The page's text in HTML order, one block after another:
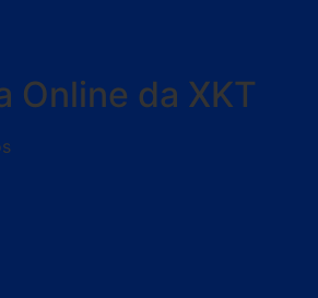
Online da XKT